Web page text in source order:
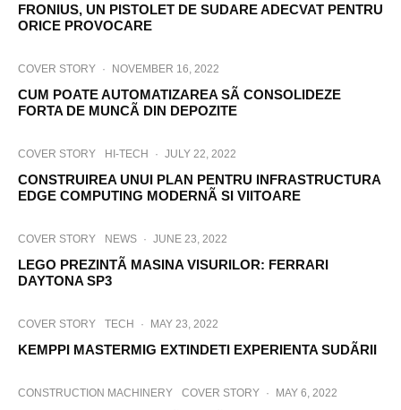
FRONIUS, UN PISTOLET DE SUDARE ADECVAT PENTRU
ORICE PROVOCARE
COVER STORY · NOVEMBER 16, 2022
CUM POATE AUTOMATIZAREA SÃ CONSOLIDEZE
FORTA DE MUNCÃ DIN DEPOZITE
COVER STORY HI-TECH · JULY 22, 2022
CONSTRUIREA UNUI PLAN PENTRU INFRASTRUCTURA
EDGE COMPUTING MODERNÃ SI VIITOARE
COVER STORY NEWS · JUNE 23, 2022
LEGO PREZINTÃ MASINA VISURILOR: FERRARI
DAYTONA SP3
COVER STORY TECH · MAY 23, 2022
KEMPPI MASTERMIG EXTINDETI EXPERIENTA SUDÃRII
CONSTRUCTION MACHINERY COVER STORY · MAY 6, 2022